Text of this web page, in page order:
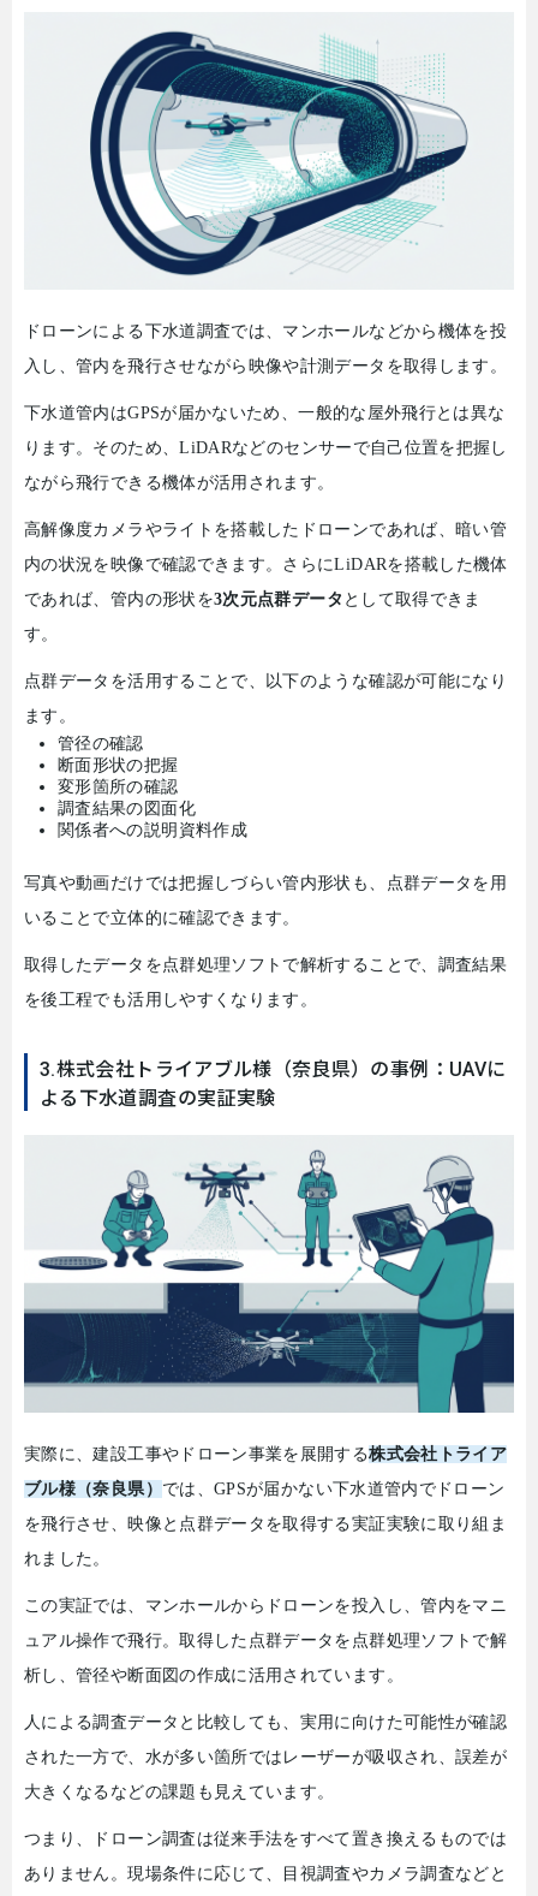
ドローンによる下水道調査では、マンホールなどから機体を投
入し、管内を飛行させながら映像や計測データを取得します。
下水道管内はGPSが届かないため、一般的な屋外飛行とは異な
ります。そのため、LiDARなどのセンサーで自己位置を把握し
ながら飛行できる機体が活用されます。
高解像度カメラやライトを搭載したドローンであれば、暗い管
内の状況を映像で確認できます。さらにLiDARを搭載した機体
であれば、管内の形状を3次元点群データ として取得できま
す。
点群データを活用することで、以下のような確認が可能になり
ます。
管径の確認
断面形状の把握
変形箇所の確認
調査結果の図面化
関係者への説明資料作成
写真や動画だけでは把握しづらい管内形状も、点群データを用
いることで立体的に確認できます。
取得したデータを点群処理ソフトで解析することで、調査結果
を後工程でも活用しやすくなります。
3.株式会社トライアブル様（奈良県）の事例：UAVに
よる下水道調査の実証実験
実際に、建設工事やドローン事業を展開する株式会社 ト ライア
ブル様（奈良県） では、 GPSが届かない下水道管内でドローン
を飛行させ、映像と点群データを取得する実証実験に取り組ま
れました。
この実証では、マンホールからドローンを投入し、管内をマニ
ュアル操作で飛行。取得した点群データを点群処理ソフトで解
析し、管径や断面図の作成に活用されています。
人による調査データと比較しても、実用に向けた可能性が確認
された一方で、水が多い箇所ではレーザーが吸収され、誤差が
大きくなるなどの課題も見えています。
つまり、ドローン調査は従来手法をすべて置き換えるものでは
ありません。現場条件に応じて、目視調査やカメラ調査などと